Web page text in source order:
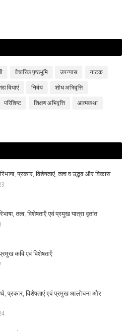
वैचारिक पृष्ठभूमि उपन्‍यास नाटक
विधाएं निबंध शोध अभिवृत्ति
परिशिष्‍ट शिक्षण अभिवृत्ति आत्मकथा
प्रकार, विशेषताएं, तत्‍व व उद्भव और विकास
तत्‍व, विशेषताऍं एवं प्रमुख यात्रा वृतांत
कवि एवं विशेषताऍं
प्रकार, विशेषताएं एवं प्रमुख आलोचना और